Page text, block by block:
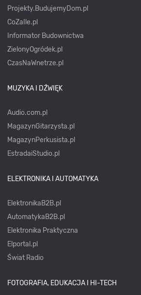
Projekty.BudujemyDom.pl
CoZaIle.pl
Informator Budownictwa
ZielonyOgródek.pl
CzasNaWnetrze.pl
MUZYKA I DŹWIĘK
Audio.com.pl
MagazynGitarzysta.pl
MagazynPerkusista.pl
EstradaiStudio.pl
ELEKTRONIKA I AUTOMATYKA
ElektronikaB2B.pl
AutomatykaB2B.pl
Elektronika Praktyczna
Elportal.pl
Świat Radio
FOTOGRAFIA, EDUKACJA I HI-TECH